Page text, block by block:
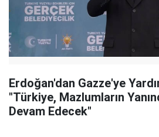
Erdoğan'dan Gazze'ye
"Türkiye, Mazlumların
Devam Edecek"